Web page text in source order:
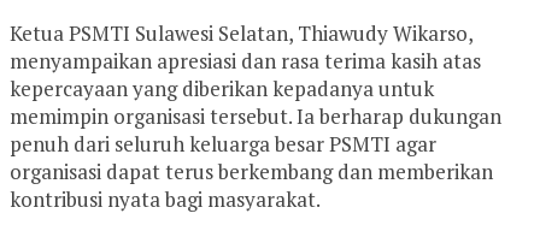
Ketua PSMTI Sulawesi Selatan, Thiawudy Wikarso,
menyampaikan apresiasi dan rasa terima kasih atas
kepercayaan yang diberikan kepadanya untuk
memimpin organisasi tersebut. Ia berharap dukungan
penuh dari seluruh keluarga besar PSMTI agar
organisasi dapat terus berkembang dan memberikan
kontribusi nyata bagi masyarakat.